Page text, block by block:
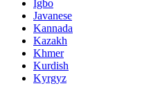
Igbo
Javanese
Kannada
Kazakh
Khmer
Kurdish
Kyrgyz